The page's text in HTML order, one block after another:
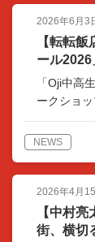
2026年6月3
【転転
ール2026
「Oji中高
ークショ
NEWS
2026年4月
【中村
街、横切